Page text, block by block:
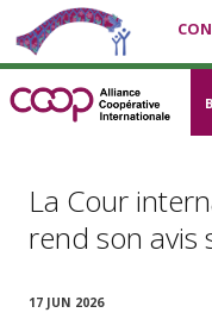
La Cour
rend son avis
17 JUN 2026